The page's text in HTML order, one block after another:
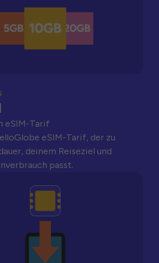
eSIM-Tarif
eSIM-Tarif, der zu
deinem Reiseziel und
passt.